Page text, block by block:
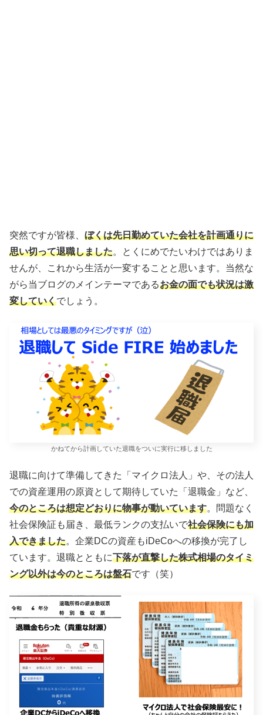
突然ですが皆様、 ぼくは先日勤めていた会社を計画通りに
思い切って退職しました。とくにめでたいわけではありま
せんが、これから生活が一変することと思います。当然な
がら当ブログのメインテーマであるお金の面でも状況は激
変していくでしょう。
かねてから計画していた退職をついに実行に移しました
退職に向けて準備してきた「マイクロ法人」や、その法人
での資産運用の原資として期待していた「退職金」など、
今のところは想定どおりに物事が動いています。問題なく
社会保険証も届き、最低ランクの支払いで社会保険にも加
入できました。企業DCの資産もiDeCoへの移換が完了し
ています。退職とともに下落が直撃した株式相場のタイミ
ング以外は今のところは盤石です（笑）